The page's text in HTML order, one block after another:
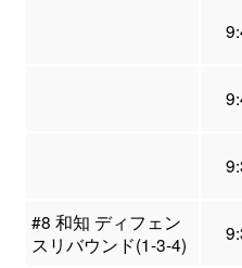
#8 和知 ディフェン
スリバウンド(1-3-4)